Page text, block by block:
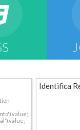
Identifica